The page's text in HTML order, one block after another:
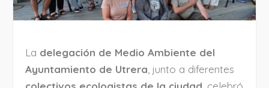
La delegación de Medio Ambiente del
Ayuntamiento de Utrera , junto a diferentes